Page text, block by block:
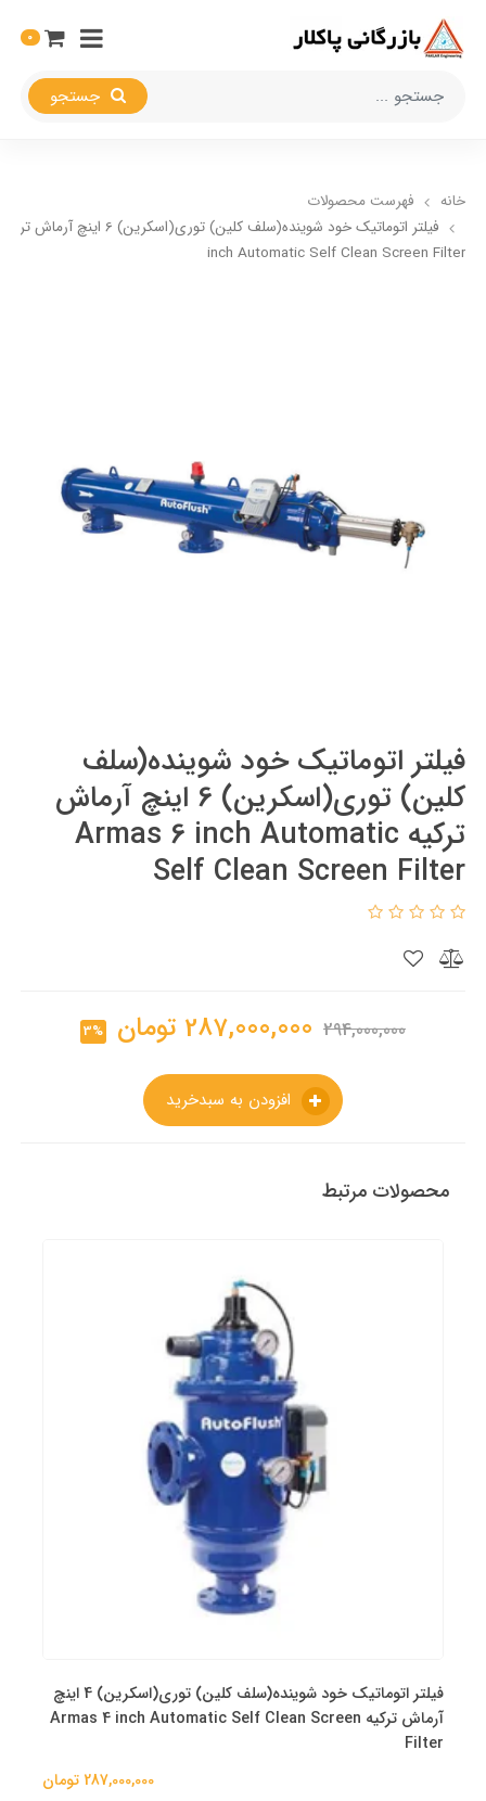
0
خانه فهرست محصولات
inch Automatic Self Clean Screen Filter
فیلتر اتوماتیک خود شوینده(سلف
کلین) توری(اسکرین) 6 اینچ آرماش
ترکیه Armas 6 inch Automatic
Self Clean Screen Filter
294,000,000
287,000,000 تومان 3%
محصولات مرتبط
فیلتر اتوماتیک خود شوینده(سلف کلین) توری(اسکرین) 4 اینچ
آرماش ترکیه Armas 4 inch Automatic Self Clean Screen
Filter
287,000,000 تومان